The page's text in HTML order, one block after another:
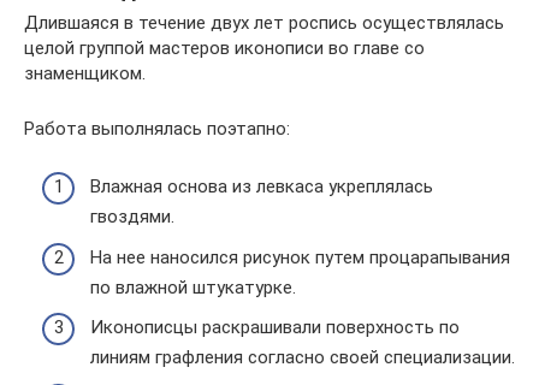
Длившаяся в течение двух лет роспись осуществлялась
целой группой мастеров иконописи во главе со
знаменщиком.
Работа выполнялась поэтапно:
Влажная основа из левкаса укреплялась
гвоздями.
На нее наносился рисунок путем процарапывания
по влажной штукатурке.
Иконописцы раскрашивали поверхность по
линиям графления согласно своей специализации.